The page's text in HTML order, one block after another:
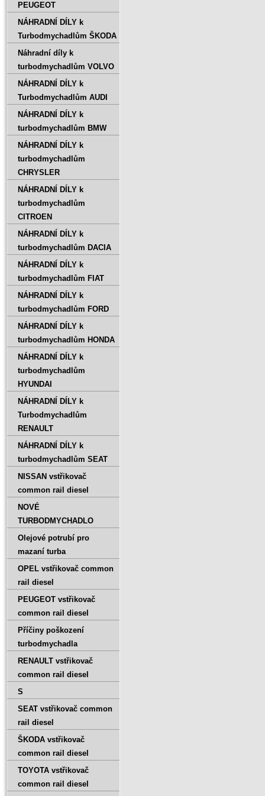
PEUGEOT
NÁHRADNÍ DÍLY k
Turbodmychadlům ŠKODA
Náhradní díly k
turbodmychadlům VOLVO
NÁHRADNÍ DÍLY k
Turbodmychadlům AUDI
NÁHRADNÍ DÍLY k
turbodmychadlům BMW
NÁHRADNÍ DÍLY k
turbodmychadlům
CHRYSLER
NÁHRADNÍ DÍLY k
turbodmychadlům
CITROEN
NÁHRADNÍ DÍLY k
turbodmychadlům DACIA
NÁHRADNÍ DÍLY k
turbodmychadlům FIAT
NÁHRADNÍ DÍLY k
turbodmychadlům FORD
NÁHRADNÍ DÍLY k
turbodmychadlům HONDA
NÁHRADNÍ DÍLY k
turbodmychadlům
HYUNDAI
NÁHRADNÍ DÍLY k
Turbodmychadlům
RENAULT
NÁHRADNÍ DÍLY k
turbodmychadlům SEAT
NISSAN vstřikovač
common rail diesel
NOVÉ
TURBODMYCHADLO
Olejové potrubí pro
mazaní turba
OPEL vstřikovač common
rail diesel
PEUGEOT vstřikovač
common rail diesel
Příčiny poškození
turbodmychadla
RENAULT vstřikovač
common rail diesel
S
SEAT vstřikovač common
rail diesel
ŠKODA vstřikovač
common rail diesel
TOYOTA vstřikovač
common rail diesel